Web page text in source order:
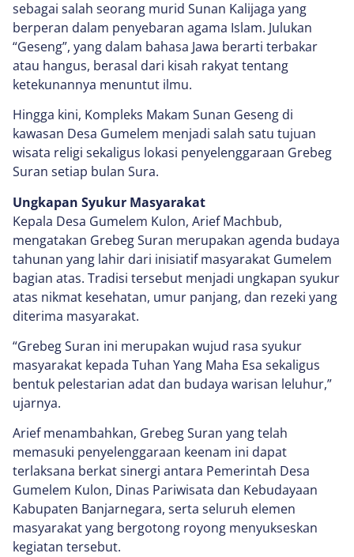
sebagai salah seorang murid Sunan Kalijaga yang
berperan dalam penyebaran agama Islam. Julukan
“Geseng”, yang dalam bahasa Jawa berarti terbakar
atau hangus, berasal dari kisah rakyat tentang
ketekunannya menuntut ilmu.
Hingga kini, Kompleks Makam Sunan Geseng di
kawasan Desa Gumelem menjadi salah satu tujuan
wisata religi sekaligus lokasi penyelenggaraan Grebeg
Suran setiap bulan Sura.
Ungkapan Syukur Masyarakat
Kepala Desa Gumelem Kulon, Arief Machbub,
mengatakan Grebeg Suran merupakan agenda budaya
tahunan yang lahir dari inisiatif masyarakat Gumelem
bagian atas. Tradisi tersebut menjadi ungkapan syukur
atas nikmat kesehatan, umur panjang, dan rezeki yang
diterima masyarakat.
“Grebeg Suran ini merupakan wujud rasa syukur
masyarakat kepada Tuhan Yang Maha Esa sekaligus
bentuk pelestarian adat dan budaya warisan leluhur,”
ujarnya.
Arief menambahkan, Grebeg Suran yang telah
memasuki penyelenggaraan keenam ini dapat
terlaksana berkat sinergi antara Pemerintah Desa
Gumelem Kulon, Dinas Pariwisata dan Kebudayaan
Kabupaten Banjarnegara, serta seluruh elemen
masyarakat yang bergotong royong menyukseskan
kegiatan tersebut.